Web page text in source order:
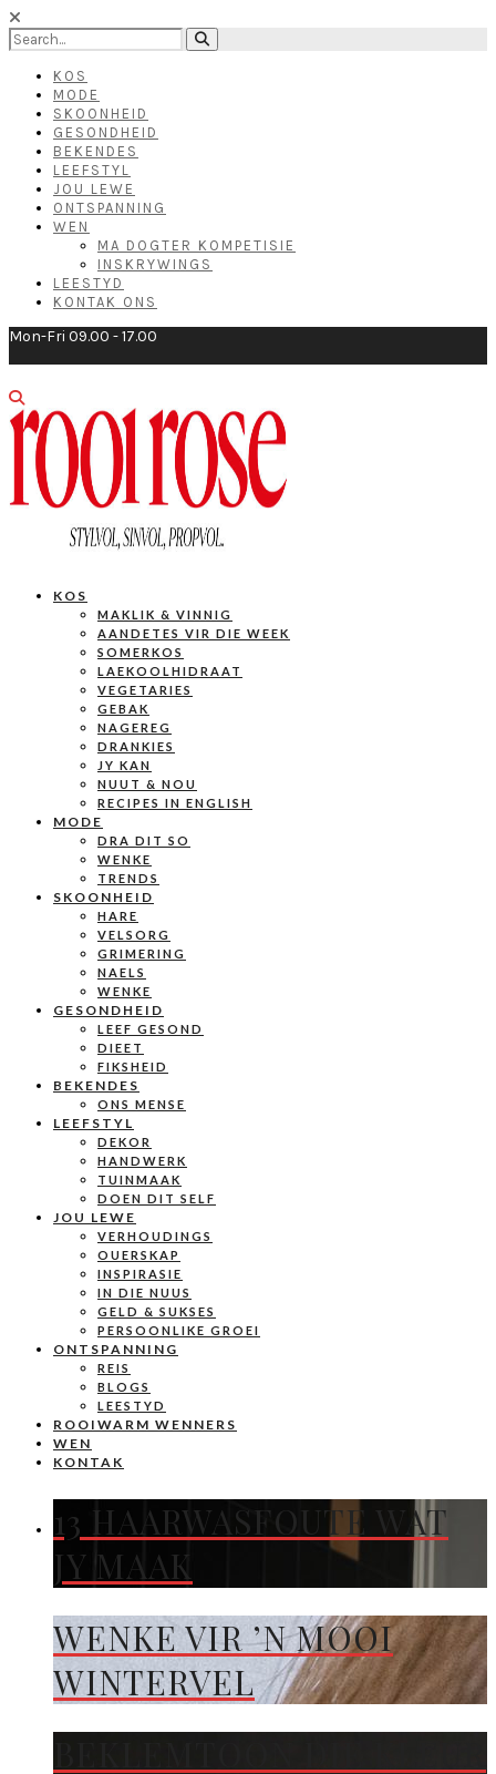
KOS
MODE
SKOONHEID
GESONDHEID
BEKENDES
LEEFSTYL
JOU LEWE
ONTSPANNING
WEN
MA DOGTER KOMPETISIE
INSKRYWINGS
LEESTYD
KONTAK ONS
Mon-Fri 09.00 - 17.00
KOS
MAKLIK & VINNIG
AANDETES VIR DIE WEEK
SOMERKOS
LAEKOOLHIDRAAT
VEGETARIES
GEBAK
NAGEREG
DRANKIES
JY KAN
NUUT & NOU
RECIPES IN ENGLISH
MODE
DRA DIT SO
WENKE
TRENDS
SKOONHEID
HARE
VELSORG
GRIMERING
NAELS
WENKE
GESONDHEID
LEEF GESOND
DIEET
FIKSHEID
BEKENDES
ONS MENSE
LEEFSTYL
DEKOR
HANDWERK
TUINMAAK
DOEN DIT SELF
JOU LEWE
VERHOUDINGS
OUERSKAP
INSPIRASIE
IN DIE NUUS
GELD & SUKSES
PERSOONLIKE GROEI
ONTSPANNING
REIS
BLOGS
LEESTYD
ROOIWARM WENNERS
WEN
KONTAK
13 HAARWASFOUTE WAT
JY MAAK
WENKE VIR ’N MOOI
WINTERVEL